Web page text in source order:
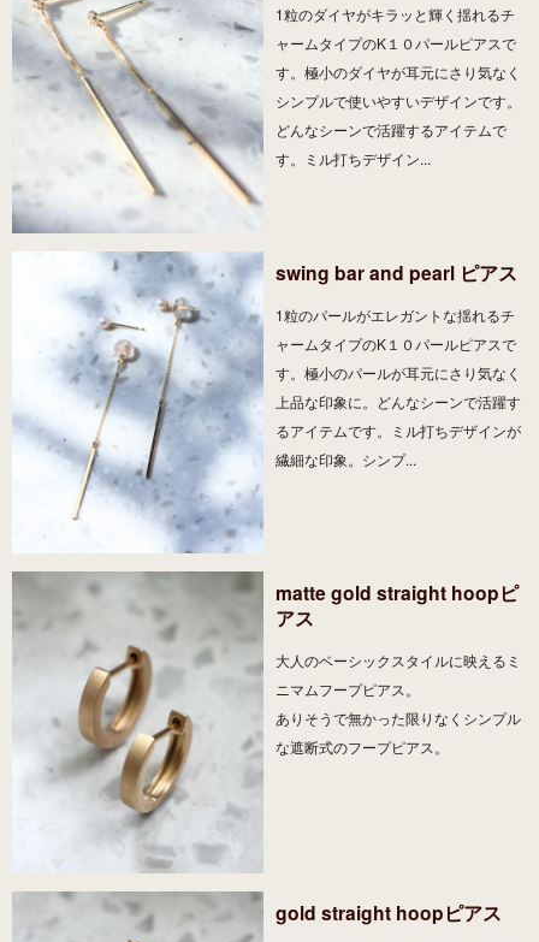
1粒のダイヤがキラッと輝く揺れるチ
ャームタイプのK１０パールピアスで
す。極小のダイヤが耳元にさり気なく
シンプルで使いやすいデザインです。
どんなシーンで活躍するアイテムで
す。ミル打ちデザイン...
swing bar and pearl ピアス
1粒のパールがエレガントな揺れるチ
ャームタイプのK１０パールピアスで
す。極小のパールが耳元にさり気なく
上品な印象に。どんなシーンで活躍す
るアイテムです。ミル打ちデザインが
繊細な印象。シンプ...
matte gold straight hoopピ
アス
大人のベーシックスタイルに映えるミ
ニマムフープピアス。
ありそうで無かった限りなくシンプル
な遮断式のフープピアス。
gold straight hoopピアス